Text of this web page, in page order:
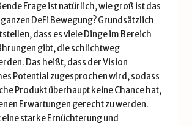
Frage ist natürlich, wie groß ist das
DeFi Bewegung? Grundsätzlich
dass es viele Dinge im Bereich
gibt, die schlichtweg
Das heißt, dass der Vision
Potential zugesprochen wird, sodass
Produkt überhaupt keine Chance hat,
Erwartungen gerecht zu werden.
starke Ernüchterung und